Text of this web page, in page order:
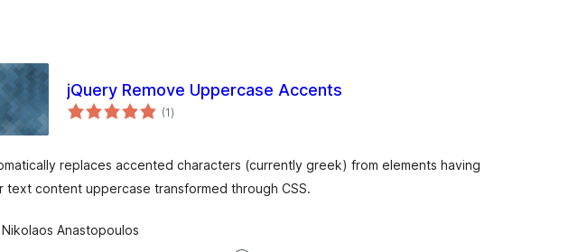
jQuery Remove Uppercase Accents
(1vērtējumu
kopsumma
)
replaces accented characters (currently greek) from elements having
text content uppercase transformed through CSS.
Nikolaos Anastopoulos